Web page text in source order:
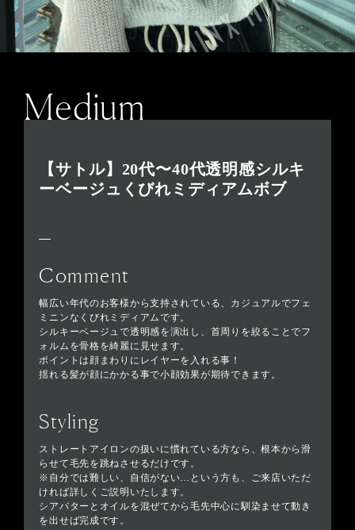
Medium
【サトル】20代〜40代透明感シルキ
ーベージュくびれミディアムボブ
Comment
幅広い年代のお客様から支持されている、カジュアルでフェ
ミニンなくびれミディアムです。
シルキーベージュで透明感を演出し、首周りを絞ることでフ
ォルムを骨格を綺麗に見せます。
ポイントは顔まわりにレイヤーを入れる事！
揺れる髪が顔にかかる事で小顔効果が期待できます。
Styling
ストレートアイロンの扱いに慣れている方なら、根本から滑
らせて毛先を跳ねさせるだけです。
※自分では難しい、自信がない…という方も、ご来店いただ
ければ詳しくご説明いたします。
シアバターとオイルを混ぜてから毛先中心に馴染ませて動き
を出せば完成です。